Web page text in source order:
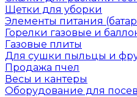
Щетки для уборки
Элементы питания
Горелки газовые и
Газовые плиты
Для сушки пыльцы и
Продажа пчел
Весы и кантеры
Оборудование для